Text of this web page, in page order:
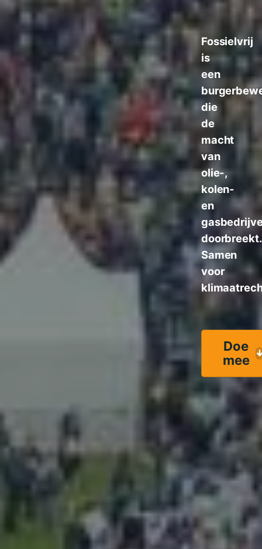
Fossielvrij
is
een
die
de
macht
van
olie-,
kolen-
en
doorbreekt.
Samen
voor
Doe
mee